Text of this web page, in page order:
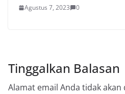
Agustus 7, 2023 0
Tinggalkan Balasan
Alamat email Anda tidak akan